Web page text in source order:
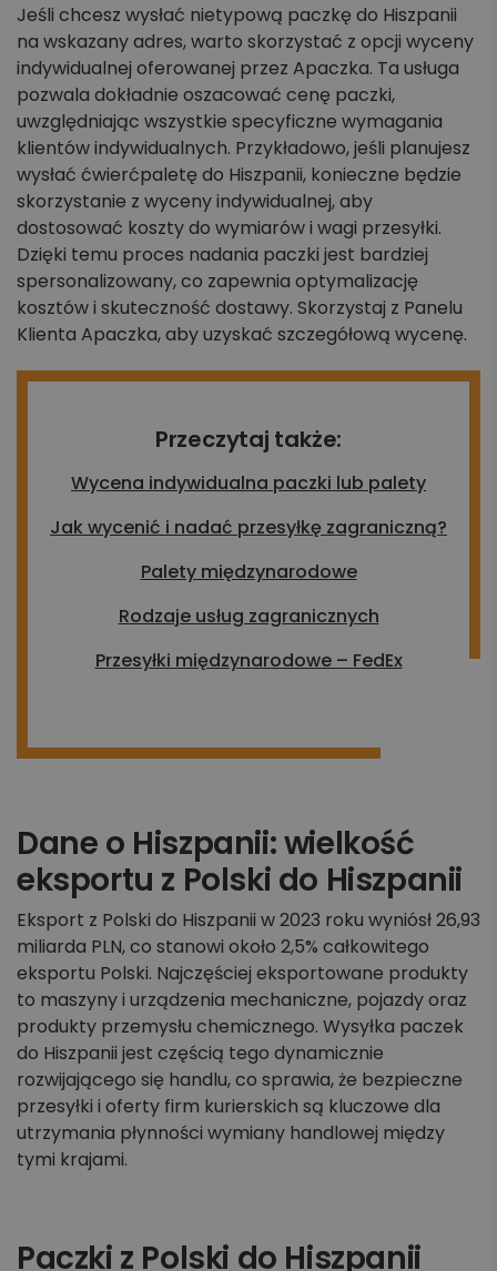
Jeśli chcesz wysłać nietypową paczkę do Hiszpanii
na wskazany adres, warto skorzystać z opcji wyceny
indywidualnej oferowanej przez Apaczka. Ta usługa
pozwala dokładnie oszacować cenę paczki,
uwzględniając wszystkie specyficzne wymagania
klientów indywidualnych. Przykładowo, jeśli planujesz
wysłać ćwierćpaletę do Hiszpanii, konieczne będzie
skorzystanie z wyceny indywidualnej, aby
dostosować koszty do wymiarów i wagi przesyłki.
Dzięki temu proces nadania paczki jest bardziej
spersonalizowany, co zapewnia optymalizację
kosztów i skuteczność dostawy. Skorzystaj z Panelu
Klienta Apaczka, aby uzyskać szczegółową wycenę.
Przeczytaj także:
Wycena indywidualna paczki lub palety
Jak wycenić i nadać przesyłkę zagraniczną?
Palety międzynarodowe
Rodzaje usług zagranicznych
Przesyłki międzynarodowe – FedEx
Dane o Hiszpanii: wielkość
eksportu z Polski do Hiszpanii
Eksport z Polski do Hiszpanii w 2023 roku wyniósł 26,93
miliarda PLN, co stanowi około 2,5% całkowitego
eksportu Polski. Najczęściej eksportowane produkty
to maszyny i urządzenia mechaniczne, pojazdy oraz
produkty przemysłu chemicznego. Wysyłka paczek
do Hiszpanii jest częścią tego dynamicznie
rozwijającego się handlu, co sprawia, że bezpieczne
przesyłki i oferty firm kurierskich są kluczowe dla
utrzymania płynności wymiany handlowej między
tymi krajami​.
Paczki z Polski do Hiszpanii